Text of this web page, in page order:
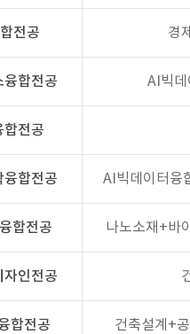
전공 경
융합전공 AI빅
합전공
융합전공 AI빅데이터융
합전공 나노소재+바
자인전공
합전공 건축설계+